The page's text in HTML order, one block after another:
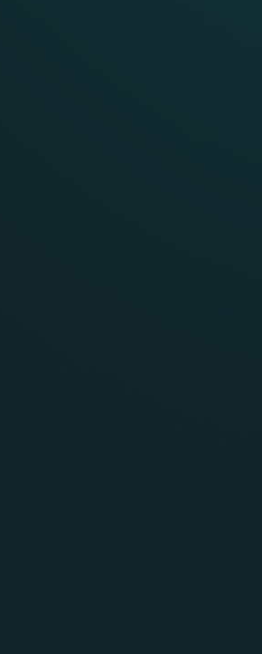
der Dialog geschlossen. Seine Funktionalität